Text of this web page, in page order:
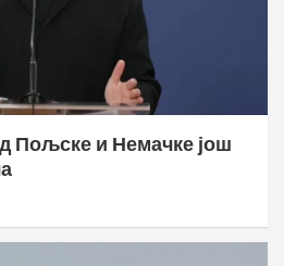
Пољске и Немачке још